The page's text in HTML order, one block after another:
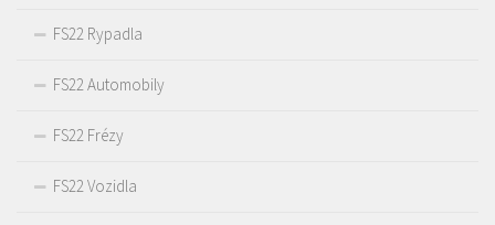
FS22 Rypadla
FS22 Automobily
FS22 Frézy
FS22 Vozidla